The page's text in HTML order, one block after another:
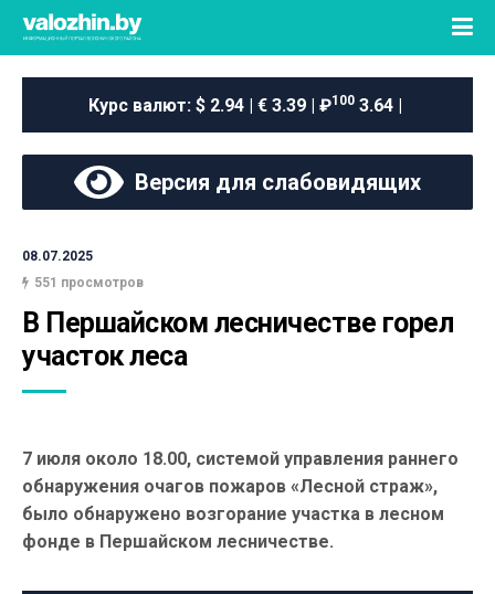
Курс валют: $ 2.94 | € 3.39 | ₽100 3.64 |
Версия для слабовидящих
08.07.2025
551 просмотров
В Першайском лесничестве горел
участок леса
7 июля около 18.00, системой управления раннего
обнаружения очагов пожаров «Лесной страж»,
было обнаружено возгорание участка в лесном
фонде в Першайском лесничестве.